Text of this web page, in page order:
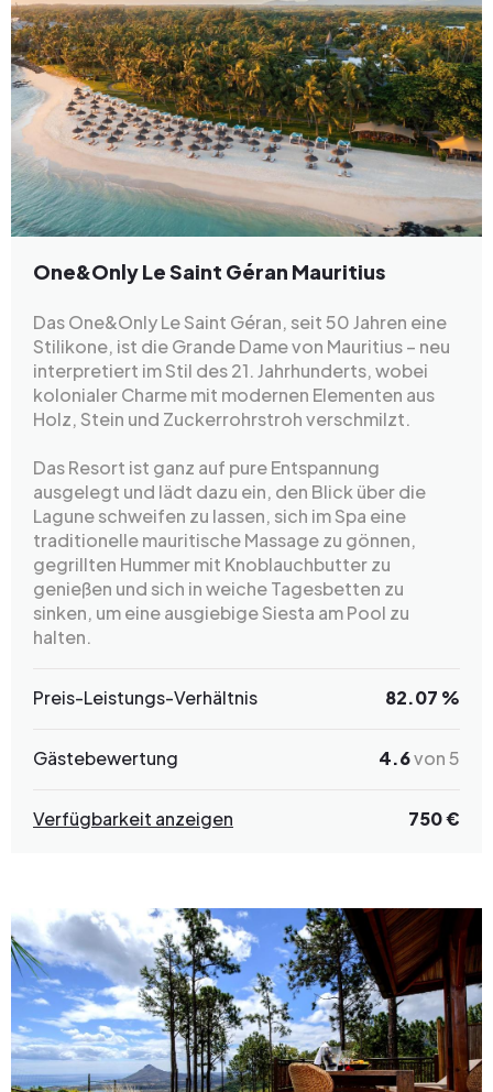
One&Only Le Saint Géran Mauritius
Das One&Only Le Saint Géran, seit 50 Jahren eine
Stilikone, ist die Grande Dame von Mauritius – neu
interpretiert im Stil des 21. Jahrhunderts, wobei
kolonialer Charme mit modernen Elementen aus
Holz, Stein und Zuckerrohrstroh verschmilzt.
Das Resort ist ganz auf pure Entspannung
ausgelegt und lädt dazu ein, den Blick über die
Lagune schweifen zu lassen, sich im Spa eine
traditionelle mauritische Massage zu gönnen,
gegrillten Hummer mit Knoblauchbutter zu
genießen und sich in weiche Tagesbetten zu
sinken, um eine ausgiebige Siesta am Pool zu
halten.
Preis-Leistungs-Verhältnis 82.07 %
Gästebewertung 4.6von 5
Verfügbarkeit anzeigen 750 €